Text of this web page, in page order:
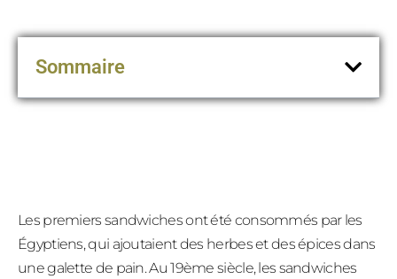
Sommaire
Les premiers sandwiches ont été consommés par les
Égyptiens, qui ajoutaient des herbes et des épices dans
une galette de pain. Au 19ème siècle, les sandwiches